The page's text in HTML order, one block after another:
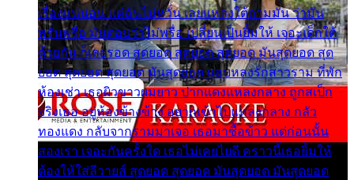
เรื่องแน่นอน แต่ฉันไม่หวั่น เลยแหลงใต้ถามมัน ว่ามัน
พรั่นพรือ มันตอบว่าไม่พรื่อ เปลี่ยนเป็นยิ้มให้ เจอะเด็กใต้
ด้วยกัน ก็เลยรอด สุดยอด สุดยอด สุดยอด มันสุดยอด สุด
ยอด สุดยอด สุดยอด มันสุดยอด แอบหลงรักสาวราม ที่พัก
ห้องเช่า เธอผิวขาวผมยาว ปากแดงแหลงกลาง ถูกสเป็ก
จริงเธอ อยู่ห้องข้างข้าง อยากเข้าไปแหลงกลาง กลัว
ทองแดง กลับจากรามมาเจอ เธอมาซื้อข้าว แต่ก่อนนั้น
สองเรา เจอะกันครั้งใด เธอไม่เคยไยดี คราวนี้เธอยิ้มให้
ต้องให้ใส่ลีวายส์ สุดยอด สุดยอด มันสุดยอด มันสุดยอด